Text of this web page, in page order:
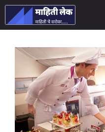
Skip
to